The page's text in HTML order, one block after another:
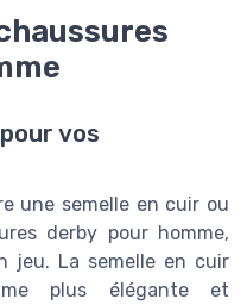
vos
une semelle en cuir ou
derby pour homme,
jeu. La semelle en cuir
plus élégante et